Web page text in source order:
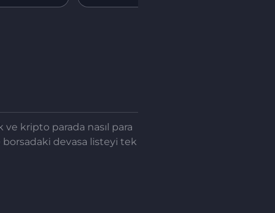
kripto parada nasıl para
borsadaki devasa listeyi tek